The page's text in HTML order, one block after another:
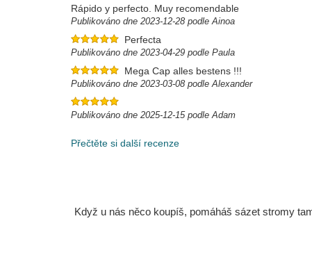
Rápido y perfecto. Muy recomendable
Publikováno dne 2023-12-28 podle Ainoa
Perfecta
Publikováno dne 2023-04-29 podle Paula
Mega Cap alles bestens !!!
Publikováno dne 2023-03-08 podle Alexander
Publikováno dne 2025-12-15 podle Adam
Přečtěte si další recenze
Když u nás něco koupíš, pomáháš sázet stromy